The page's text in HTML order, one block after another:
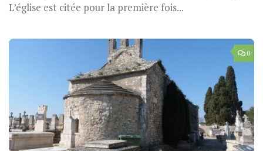
L’église est citée pour la première fois...
0